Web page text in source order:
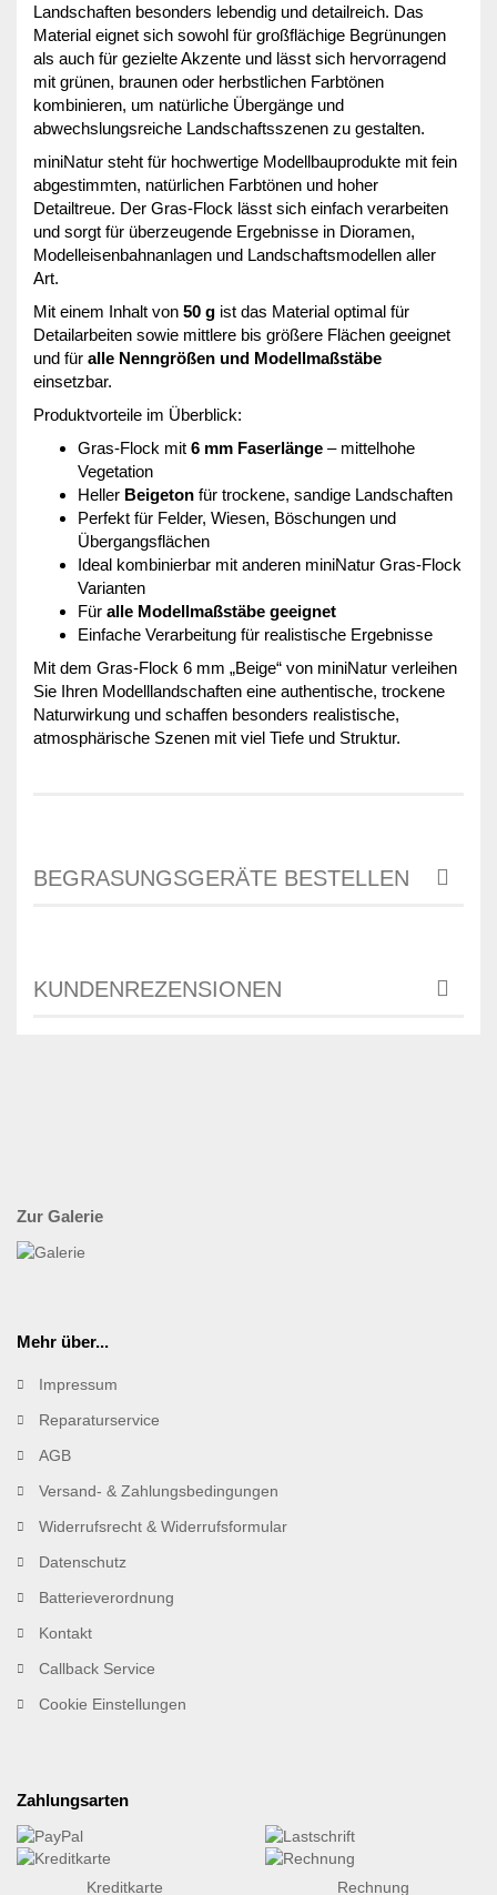
Landschaften besonders lebendig und detailreich. Das
Material eignet sich sowohl für großflächige Begrünungen
als auch für gezielte Akzente und lässt sich hervorragend
mit grünen, braunen oder herbstlichen Farbtönen
kombinieren, um natürliche Übergänge und
abwechslungsreiche Landschaftsszenen zu gestalten.
miniNatur steht für hochwertige Modellbauprodukte mit fein
abgestimmten, natürlichen Farbtönen und hoher
Detailtreue. Der Gras-Flock lässt sich einfach verarbeiten
und sorgt für überzeugende Ergebnisse in Dioramen,
Modelleisenbahnanlagen und Landschaftsmodellen aller
Art.
Mit einem Inhalt von 50 g ist das Material optimal für
Detailarbeiten sowie mittlere bis größere Flächen geeignet
und für alle Nenngrößen und Modellmaßstäbe
einsetzbar.
Produktvorteile im Überblick:
Gras-Flock mit 6 mm Faserlänge – mittelhohe
Vegetation
Heller Beigeton für trockene, sandige Landschaften
Perfekt für Felder, Wiesen, Böschungen und
Übergangsflächen
Ideal kombinierbar mit anderen miniNatur Gras-Flock
Varianten
Für alle Modellmaßstäbe geeignet
Einfache Verarbeitung für realistische Ergebnisse
Mit dem Gras-Flock 6 mm „Beige“ von miniNatur verleihen
Sie Ihren Modelllandschaften eine authentische, trockene
Naturwirkung und schaffen besonders realistische,
atmosphärische Szenen mit viel Tiefe und Struktur.
BEGRASUNGSGERÄTE BESTELLEN
KUNDENREZENSIONEN
Zur Galerie
Mehr über...
Impressum
Reparaturservice
AGB
Versand- & Zahlungsbedingungen
Widerrufsrecht & Widerrufsformular
Datenschutz
Batterieverordnung
Kontakt
Callback Service
Cookie Einstellungen
Zahlungsarten
Kreditkarte Rechnung